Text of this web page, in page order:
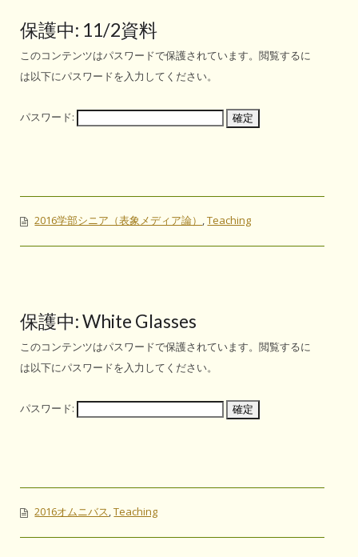
保護中: 11/2資料
このコンテンツはパスワードで保護されています。閲覧するに
は以下にパスワードを入力してください。
パスワード:
2016学部シニア（表象メディア論） ,Teaching
保護中: White Glasses
このコンテンツはパスワードで保護されています。閲覧するに
は以下にパスワードを入力してください。
パスワード:
2016オムニバス,Teaching